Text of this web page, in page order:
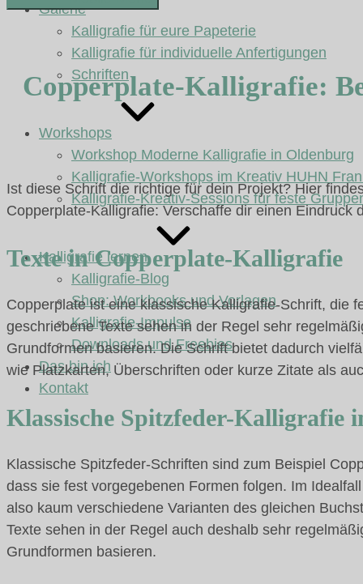
Galerie
Kalligrafie für eure Papeterie
Kalligrafie für individuelle Anfertigungen
Schriften
Workshops
Workshop Moderne Kalligrafie in Oldenburg
Kalligrafie-Workshops im Kreativ HUHN
Kalligrafie-Kreativ-Sessions für feste
Kalligrafie lernen
Kalligrafie-Blog
Shop: Workbooks und Vorlagen
Kalligrafie-Impulse
Downloads und Freebies
Das bin ich
Kontakt
Copperplate-Kalligrafie:
Ist diese Schrift die richtige für dein Projekt? Hier
Copperplate-Kalligrafie: Verschaffe dir einen
Texte in Copperplate-Kalligrafie
Copperplate ist eine klassische Kalligrafie-Schrift, die
geschriebene Texte sehen in der Regel sehr
Grundformen basieren. Die Schrift bietet dadurch
wie Platzkarten, Überschriften oder kurze Zitate als
Klassische Spitzfeder-Kalligrafie
Klassische Spitzfeder-Schriften sind zum Beispiel
dass sie fest vorgegebenen Formen folgen. Im
also kaum verschiedene Varianten des gleichen
Texte sehen in der Regel auch deshalb sehr
Grundformen basieren.